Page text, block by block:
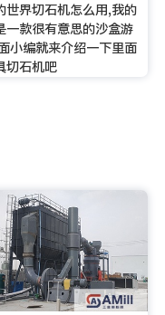
世界切石机怎么用,我的
一款很有意思的沙盒游
小编就来介绍一下里面
切石机吧